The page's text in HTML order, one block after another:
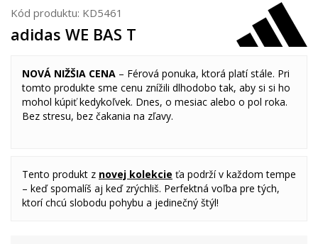
Kód produktu: KD5461
adidas WE BAS T
NOVÁ NIŽŠIA CENA – Férová ponuka, ktorá platí stále. Pri
tomto produkte sme cenu znížili dlhodobo tak, aby si si ho
mohol kúpiť kedykoľvek. Dnes, o mesiac alebo o pol roka.
Bez stresu, bez čakania na zľavy.
Tento produkt z novej kolekcie ťa podrží v každom tempe
– keď spomalíš aj keď zrýchliš. Perfektná voľba pre tých,
ktorí chcú slobodu pohybu a jedinečný štýl!